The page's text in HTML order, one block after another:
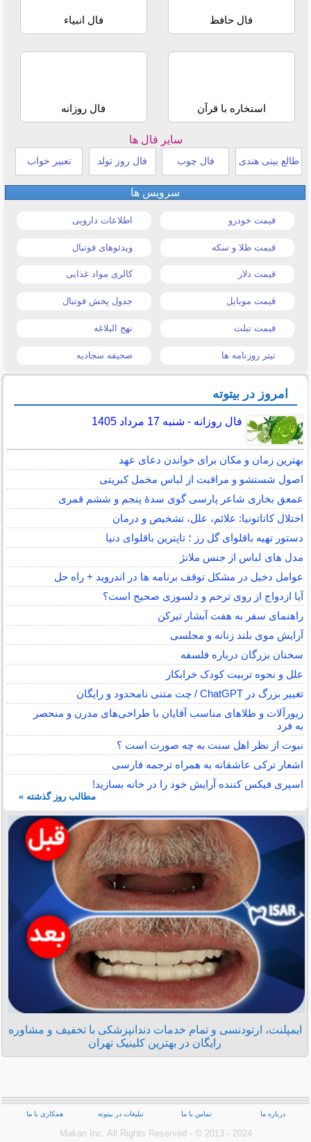
فال حافظ فال انبیاء
استخاره با قرآن فال روزانه
سایر فال ها
طالع بینی هندی فال چوب فال روز تولد تعبیر خواب
سرویس ها
قیمت خودرو اطلاعات دارویی
قیمت طلا و سکه ویدئوهای فوتبال
قیمت دلار کالری مواد غذایی
قیمت موبایل جدول پخش فوتبال
قیمت تبلت نهج البلاغه
تیتر روزنامه ها صحیفه سجادیه
امروز در بیتوته
فال روزانه - شنبه 17 مرداد 1405
بهترین زمان و مکان برای خواندن دعای عهد
اصول شستشو و مراقبت از لباس مخمل کبریتی
عمعق بخاری شاعر پارسی گوی سدهٔ پنجم و ششم قمری
اختلال کاتاتونیا: علائم، علل، تشخیص و درمان
دستور تهیه باقلوای گل رز ؛ تاپترین باقلوای دنیا
مدل های لباس از جنس ملانژ
عوامل دخیل در مشکل توقف برنامه ها در اندروید + راه حل
آیا ازدواج از روی ترحم و دلسوزی صحیح است؟
راهنمای سفر به هفت آبشار تیرکن
آرایش موی بلند زنانه و مجلسی
سخنان بزرگان درباره فلسفه
علل و نحوه تربیت کودک خرابکار
تغییر بزرگ در ChatGPT / چت متنی نامحدود و رایگان
زیورآلات و طلاهای مناسب آقایان با طراحی‌های مدرن و منحصر
به فرد
نبوت از نظر اهل سنت به چه صورت است ؟
اشعار ترکی عاشقانه به همراه ترجمه فارسی
اسپری فیکس کننده آرایش خود را در خانه بسازید!
مطالب روز گذشته »
ایمپلنت، ارتودنسی و تمام خدمات دندانپزشکی با تخفیف و مشاوره
رایگان در بهترین کلینیک تهران
درباره ما تماس با ما تبلیغات در بیتوته همکاری با ما
Makan Inc.‎ All Rights Reserved - © 2013 - 2024